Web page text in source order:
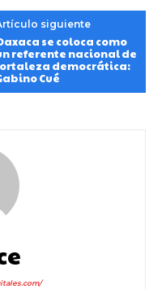
siguiente
se coloca como
referente nacional de
democrática:
Cué